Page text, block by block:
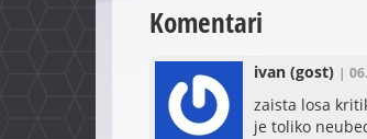
Komentari
ivan(gost) |
zaista losa
je toliko